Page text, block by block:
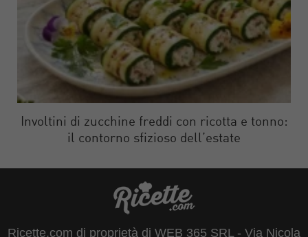
Involtini di zucchine freddi con ricotta e tonno:
il contorno sfizioso dell’estate
Ricette.com di proprietà di WEB 365 SRL - Via Nicola